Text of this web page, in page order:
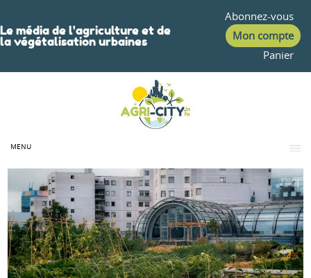
Le média de l'agriculture et de
la végétalisation urbaines
Abonnez-vous
Mon compte
Panier
MENU